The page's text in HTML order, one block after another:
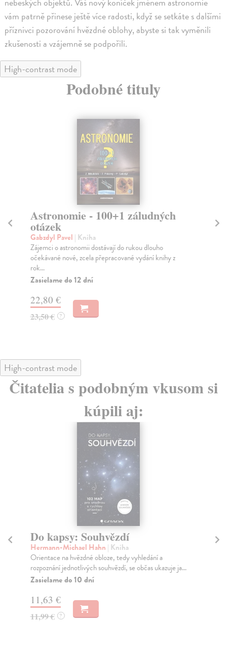
vám patrně přinese ještě více radosti, když se setkáte s dalšími
příznivci pozorování hvězdné oblohy, abyste si tak vyměnili
zkušenosti a vzájemně se podpořili.
High-contrast mode
Podobné tituly
Astronomie - 100+1 záludných
otázek
Gabzdyl Pavel | Kniha
Zájemci o astronomii dostávají do rukou dlouho
očekávané nové, zcela přepracované vydání knihy z
rok...
Zasielame do 12 dní
22,80 €
23,50 € ?
High-contrast mode
Čitatelia s podobným vkusom si
kúpili aj:
Do kapsy: Souhvězdí
Hermann-Michael Hahn | Kniha
Orientace na hvězdné obloze, tedy vyhledání a
rozpoznání jednotlivých souhvězdí, se občas ukazuje ja...
Zasielame do 10 dní
11,63 €
11,99 € ?